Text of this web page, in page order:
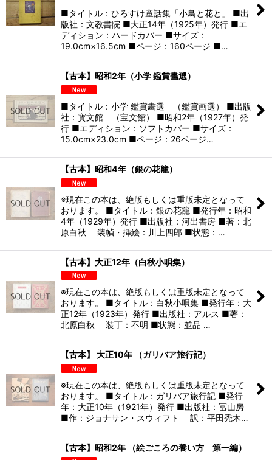
■タイトル：ひろすけ童話集「小鳥と花と」 ■出
版社：文教書院 ■大正14年（1925年）発行 ■エ
ディション：ハードカバー ■サイズ：
19.0cm×16.5cm ■ページ：160ページ ■…
【古本】昭和2年（小学 鑑賞畵選）
■タイトル：小学 鑑賞畵選 （鑑賞画選） ■出版
社：寳文館 （宝文館） ■昭和2年（1927年）発
行 ■エディション：ソフトカバー ■サイズ：
15.0cm×23.0cm ■ページ：26ページ…
【古本】昭和4年（銀の花籠）
※現在この本は、絶版もしくは重版未定となって
おります。 ■タイトル：銀の花籠 ■発行年：昭和
4年（1929年）発行 ■出版社：河出書房 ■著：北
原白秋 装幀・挿絵：川上四郎 ■状態：…
【古本】大正12年（白秋小唄集）
※現在この本は、絶版もしくは重版未定となって
おります。 ■タイトル：白秋小唄集 ■発行年：大
正12年（1923年）発行 ■出版社：アルス ■著：
北原白秋 装丁：不明 ■状態：並品 …
【古本】 大正10年 （ガリバア旅行記）
※現在この本は、絶版もしくは重版未定となって
おります。 ■タイトル：ガリバア旅行記 ■発行
年：大正10年（1921年）発行 ■出版社：冨山房
■作：ジョナサン・スウィフト 訳：平田禿木…
【古本】昭和2年 （絵ごころの養い方 第一編）